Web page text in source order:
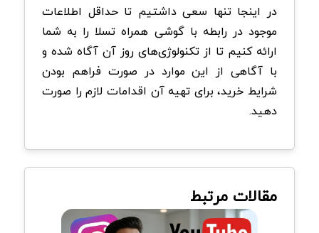
در اینجا تنها سعی داشتیم تا حداقل اطلاعات
موجود در رابطه با گوشی همراه تسلا را به شما
ارائه کنیم تا از تکنولوژی‌های روز آن آگاه شده و
با آگاهی از این موارد در صورت فراهم بودن
شرایط خرید، برای تهیه آن اقدامات لازم را صورت
دهید.
مقالات مرتبط